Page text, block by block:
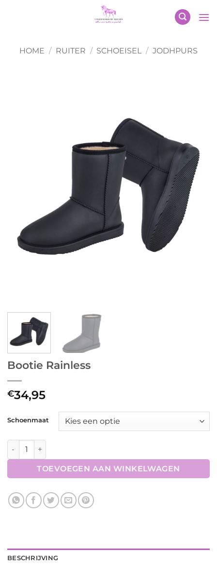
HOME / RUITER / SCHOEISEL / JODHPURS
Bootie Rainless
€34,95
Schoenmaat
Bootie Rainless aantal
TOEVOEGEN AAN WINKELWAGEN
BESCHRIJVING